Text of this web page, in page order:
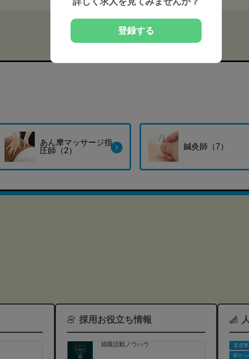
あん摩マッサージ指
圧師（2）
鍼灸師（7）
採用お役立ち情報
就職活動ノウハウ
柔道
駅か
登録する